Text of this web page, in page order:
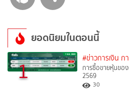
ยอดนิยมในตอนนี้
1 #ข่าวการเงิน ก
การซื้อขายหุ้นขอ
2569
30